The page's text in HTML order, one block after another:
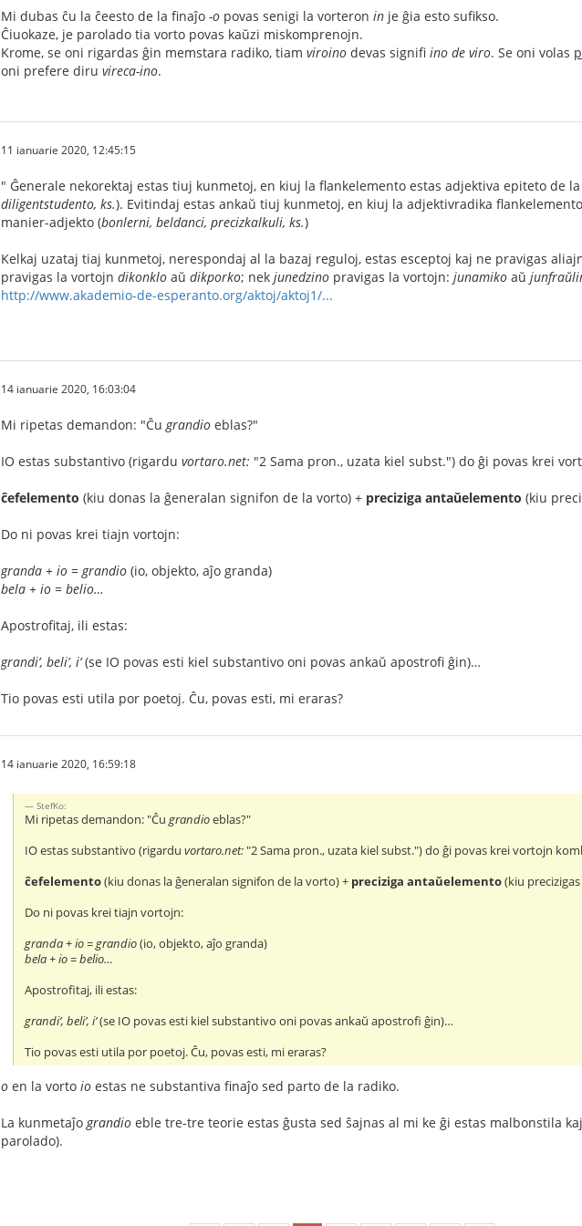
Mi dubas ĉu la ĉeesto de la finaĵo -o povas senigi la vorteron in je ĝia esto sufikso.
Ĉiuokaze, je parolado tia vorto povas kaŭzi miskomprenojn.
Krome, se oni rigardas ĝin memstara radiko, tiam viroino devas signifi ino de viro. Se oni volas
oni prefere diru vireca-ino.
11 ianuarie 2020, 12:45:15
" Ĝenerale nekorektaj estas tiuj kunmetoj, en kiuj la flankelemento estas adjektiva epiteto de
diligentstudento, ks.). Evitindaj estas ankaŭ tiuj kunmetoj, en kiuj la adjektivradika
manier-adjekto (bonlerni, beldanci, precizkalkuli, ks.)
Kelkaj uzataj tiaj kunmetoj, nerespondaj al la bazaj reguloj, estas esceptoj kaj ne pravigas
pravigas la vortojn dikonklo aŭ dikporko; nek junedzino pravigas la vortojn: junamiko aŭ
http://www.akademio-de-esperanto.org/aktoj/aktoj1/...
14 ianuarie 2020, 16:03:04
Mi ripetas demandon: "Ĉugrandio eblas?"
IO estas substantivo (rigardu vortaro.net: "2 Sama pron., uzata kiel subst.") do ĝi povas krei
ĉefelemento (kiu donas la ĝeneralan signifon de la vorto) + preciziga antaŭelemento (kiu
Do ni povas krei tiajn vortojn:
granda + io = grandio (io, objekto, aĵo granda)
bela + io = belio…
Apostrofitaj, ili estas:
grandi’, beli’, i’(se IO povas esti kiel substantivo oni povas ankaŭ apostrofi ĝin)…
Tio povas esti utila por poetoj. Ĉu, povas esti, mi eraras?
14 ianuarie 2020, 16:59:18
StefKo:
Mi ripetas demandon: "Ĉugrandioeblas?"
IO estas substantivo (rigarduvortaro.net:"2 Sama pron., uzata kiel subst.") do ĝi povas krei vortojn
ĉefelemento(kiu donas la ĝeneralan signifon de la vorto) + preciziga antaŭelemento(kiu
Do ni povas krei tiajn vortojn:
granda + io = grandio(io, objekto, aĵo granda)
bela + io = belio…
Apostrofitaj, ili estas:
grandi’, beli’, i’(se IO povas esti kiel substantivo oni povas ankaŭ apostrofi ĝin)…
Tio povas esti utila por poetoj. Ĉu, povas esti, mi eraras?
o en la vorto io estas ne substantiva finaĵo sed parto de la radiko.
La kunmetaĵo grandio eble tre-tre teorie estas ĝusta sed ŝajnas al mi ke ĝi estas malbonstila
parolado).